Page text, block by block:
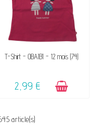
DISPONIBLE
T-Shirt - OBAÏBI - 12 mois (74)
2,99 €
article(s)